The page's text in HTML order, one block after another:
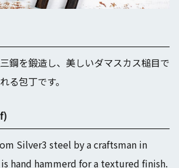
鋼を鍛造し、美しいダマスカス槌目で
る包丁です。
Silver3 steel by a craftsman in
hand hammerd for a textured finish.